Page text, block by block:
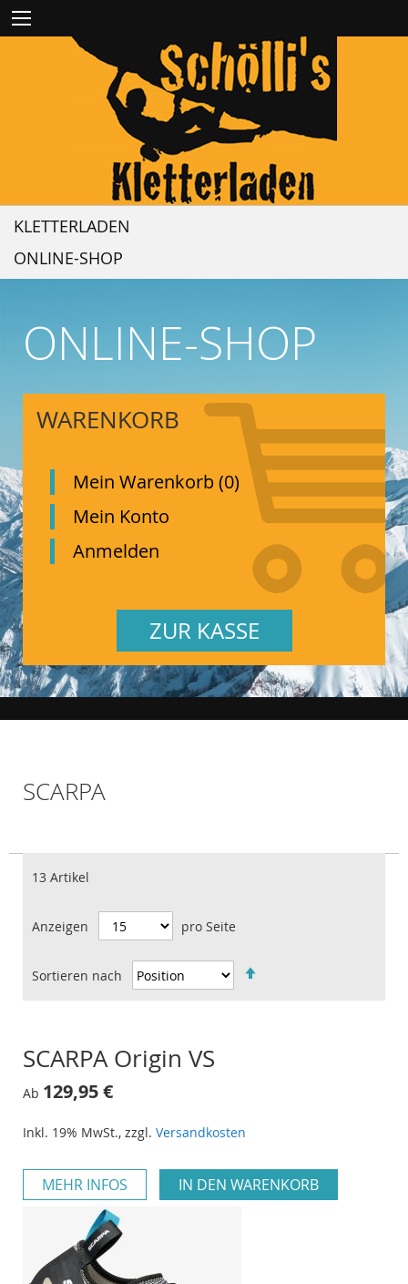
KLETTERLADEN
ONLINE-SHOP
WARENKORB
Mein Warenkorb (0)
Mein Konto
Anmelden
ZUR KASSE
ONLINE-SHOP
SCARPA
13 Artikel
Anzeigen pro Seite
Sortieren nach
SCARPA Origin VS
Ab 129,95 €
Inkl. 19% MwSt., zzgl. Versandkosten
MEHR INFOS IN DEN WARENKORB